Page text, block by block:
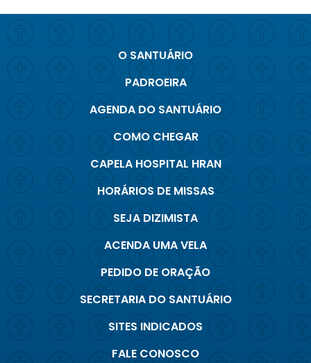
O SANTUÁRIO
PADROEIRA
AGENDA DO SANTUÁRIO
COMO CHEGAR
CAPELA HOSPITAL HRAN
HORÁRIOS DE MISSAS
SEJA DIZIMISTA
ACENDA UMA VELA
PEDIDO DE ORAÇÃO
SECRETARIA DO SANTUÁRIO
SITES INDICADOS
FALE CONOSCO